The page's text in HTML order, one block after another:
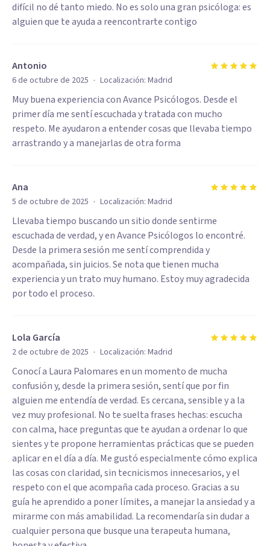
difícil no dé tanto miedo. No es solo una gran psicóloga: es
alguien que te ayuda a reencontrarte contigo
Antonio
6 de octubre de 2025 · Localización: Madrid
Muy buena experiencia con Avance Psicólogos. Desde el
primer día me sentí escuchada y tratada con mucho
respeto. Me ayudaron a entender cosas que llevaba tiempo
arrastrando y a manejarlas de otra forma
Ana
5 de octubre de 2025 · Localización: Madrid
Llevaba tiempo buscando un sitio donde sentirme
escuchada de verdad, y en Avance Psicólogos lo encontré.
Desde la primera sesión me sentí comprendida y
acompañada, sin juicios. Se nota que tienen mucha
experiencia y un trato muy humano. Estoy muy agradecida
por todo el proceso.
Lola García
2 de octubre de 2025 · Localización: Madrid
Conocí a Laura Palomares en un momento de mucha
confusión y, desde la primera sesión, sentí que por fin
alguien me entendía de verdad. Es cercana, sensible y a la
vez muy profesional. No te suelta frases hechas: escucha
con calma, hace preguntas que te ayudan a ordenar lo que
sientes y te propone herramientas prácticas que se pueden
aplicar en el día a día. Me gustó especialmente cómo explica
las cosas con claridad, sin tecnicismos innecesarios, y el
respeto con el que acompaña cada proceso. Gracias a su
guía he aprendido a poner límites, a manejar la ansiedad y a
mirarme con más amabilidad. La recomendaría sin dudar a
cualquier persona que busque una terapeuta humana,